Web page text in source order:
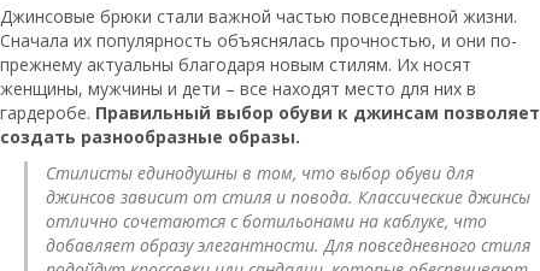
Джинсовые брюки стали важной частью повседневной жизни.
Сначала их популярность объяснялась прочностью, и они по-
прежнему актуальны благодаря новым стилям. Их носят
женщины, мужчины и дети – все находят место для них в
гардеробе. Правильный выбор обуви к джинсам позволяет
создать разнообразные образы.
Стилисты единодушны в том, что выбор обуви для
джинсов зависит от стиля и повода. Классические джинсы
отлично сочетаются с ботильонами на каблуке, что
добавляет образу элегантности. Для повседневного стиля